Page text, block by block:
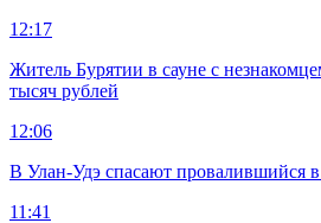
12:17
Житель Бурятии в сауне с
тысяч рублей
12:06
В Улан-Удэ спасают провалившийся
11:41